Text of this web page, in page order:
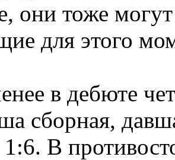
они тоже
для этого
в дебюте
сборная,
В